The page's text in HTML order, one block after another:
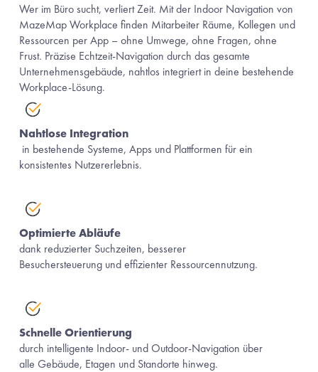
Wer im Büro sucht, verliert Zeit. Mit der Indoor Navigation von
MazeMap Workplace finden Mitarbeiter Räume, Kollegen und
Ressourcen per App – ohne Umwege, ohne Fragen, ohne
Frust. Präzise Echtzeit-Navigation durch das gesamte
Unternehmensgebäude, nahtlos integriert in deine bestehende
Workplace-Lösung.
Nahtlose Integration
in bestehende Systeme, Apps und Plattformen für ein
konsistentes Nutzererlebnis.
Optimierte Abläufe
dank reduzierter Suchzeiten, besserer
Besuchersteuerung und effizienter Ressourcennutzung.
Schnelle Orientierung
durch intelligente Indoor- und Outdoor-Navigation über
alle Gebäude, Etagen und Standorte hinweg.